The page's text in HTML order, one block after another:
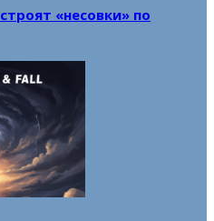
«несовки» по